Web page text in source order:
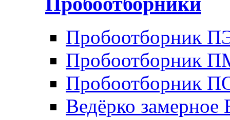
Пробоотборник
Пробоотборник
Пробоотборник
Ведёрко замерное